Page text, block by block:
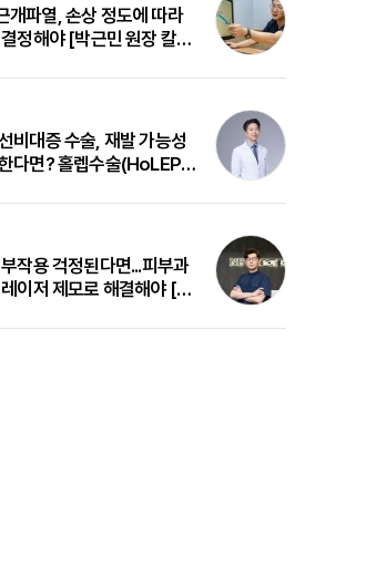
개파열, 손상 정도에 따라
정해야 [박근민 원장 칼
비대증 수술, 재발 가능성
다면? 홀렙수술(HoLEP)
작용 걱정된다면...피부과
이저 제모로 해결해야 [변